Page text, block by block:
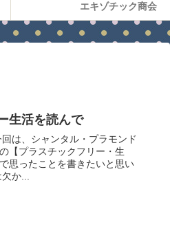
エキゾチック商会
生活を読んで
は、シャンタル・プラモンド
【プラスチックフリー・生
思ったことを書きたいと思い
か...